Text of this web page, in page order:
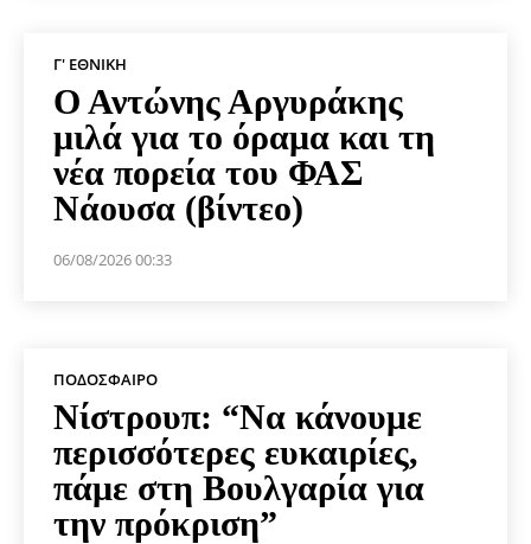
Γ' ΕΘΝΙΚΉ
Ο Αντώνης Αργυράκης
μιλά για το όραμα και τη
νέα πορεία του ΦΑΣ
Νάουσα (βίντεο)
06/08/2026 00:33
ΠΟΔΌΣΦΑΙΡΟ
Νίστρουπ: “Να κάνουμε
περισσότερες ευκαιρίες,
πάμε στη Βουλγαρία για
την πρόκριση”